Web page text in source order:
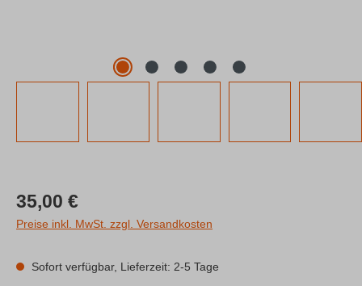
Regulärer Preis:
35,00 €
Preise inkl. MwSt. zzgl. Versandkosten
Sofort verfügbar, Lieferzeit: 2-5 Tage